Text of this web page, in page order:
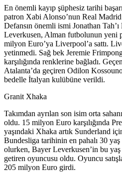
En önemli kayıp şüphesiz tarihi
patron Xabi Alonso’nun Real
Defansın önemli ismi Jonathan
Leverkusen, Alman futbolunun yeni
milyon Euro’ya Liverpool’a sattı.
yetinmedi. Sağ bek Jeremie
karşılığında renklerine bağladı.
Atalanta’da geçiren Odilon
bedelle İtalyan kulübüne verildi.
Granit Xhaka
Takımdan ayrılan son isim orta
oldu. 15 milyon Euro karşılığında
yaşındaki Xhaka artık Sunderland
Bundesliga tarihinin en pahalı 30 yaş
olurken, Bayer Leverkusen’in bu
getiren oyuncusu oldu. Oyuncu
205 milyon Euro girdi.